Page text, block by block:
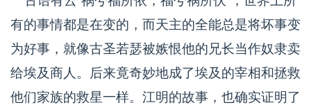
有的事情都是在变的，而天主的全能总是将坏事变
为好事，就像古圣若瑟被嫉恨他的兄长当作奴隶卖
给埃及商人。后来竟奇妙地成了埃及的宰相和拯救
他们家族的救星一样。江明的故事，也确实证明了